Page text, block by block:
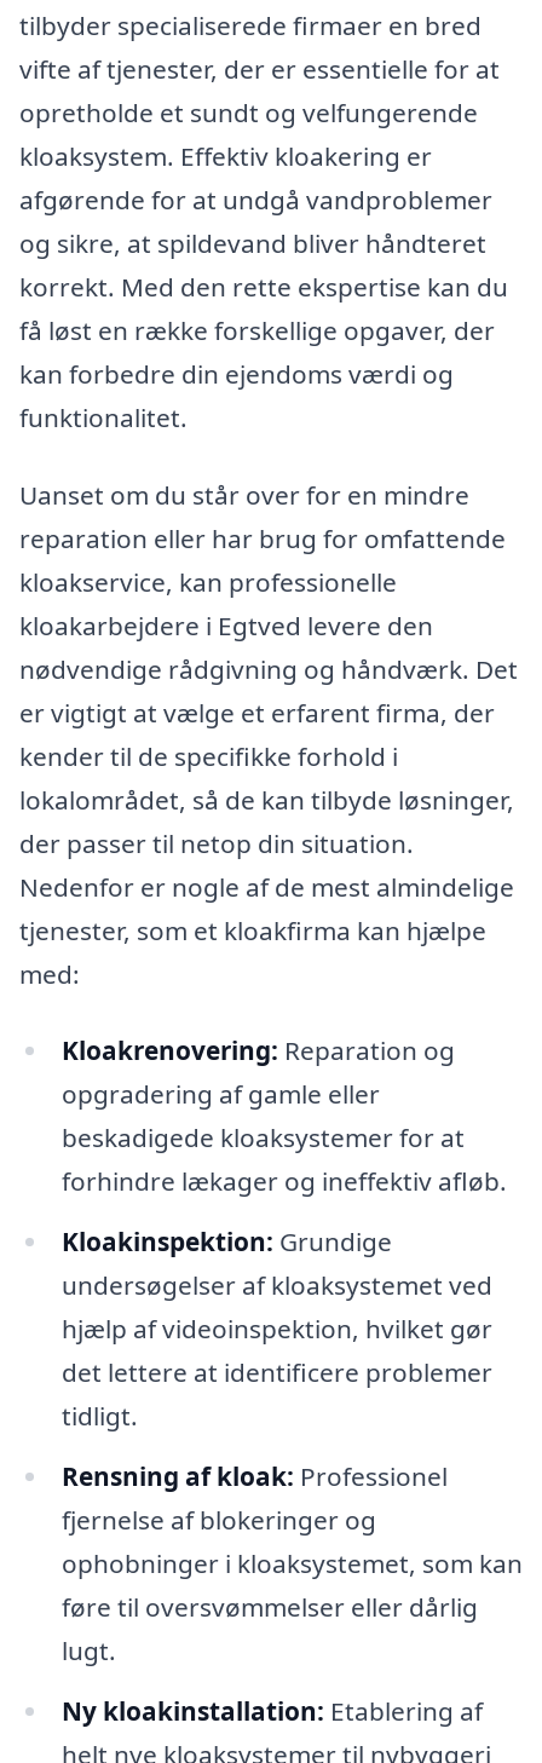
tilbyder specialiserede firmaer en bred
vifte af tjenester, der er essentielle for at
opretholde et sundt og velfungerende
kloaksystem. Effektiv kloakering er
afgørende for at undgå vandproblemer
og sikre, at spildevand bliver håndteret
korrekt. Med den rette ekspertise kan du
få løst en række forskellige opgaver, der
kan forbedre din ejendoms værdi og
funktionalitet.
Uanset om du står over for en mindre
reparation eller har brug for omfattende
kloakservice, kan professionelle
kloakarbejdere i Egtved levere den
nødvendige rådgivning og håndværk. Det
er vigtigt at vælge et erfarent firma, der
kender til de specifikke forhold i
lokalområdet, så de kan tilbyde løsninger,
der passer til netop din situation.
Nedenfor er nogle af de mest almindelige
tjenester, som et kloakfirma kan hjælpe
med:
Kloakrenovering: Reparation og
opgradering af gamle eller
beskadigede kloaksystemer for at
forhindre lækager og ineffektiv afløb.
Kloakinspektion: Grundige
undersøgelser af kloaksystemet ved
hjælp af videoinspektion, hvilket gør
det lettere at identificere problemer
tidligt.
Rensning af kloak: Professionel
fjernelse af blokeringer og
ophobninger i kloaksystemet, som kan
føre til oversvømmelser eller dårlig
lugt.
Ny kloakinstallation: Etablering af
helt nye kloaksystemer til nybyggeri